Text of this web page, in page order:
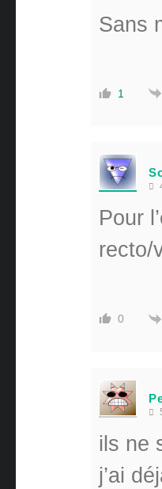
Sans
1
Pour
recto/
0
ils ne
j’ai